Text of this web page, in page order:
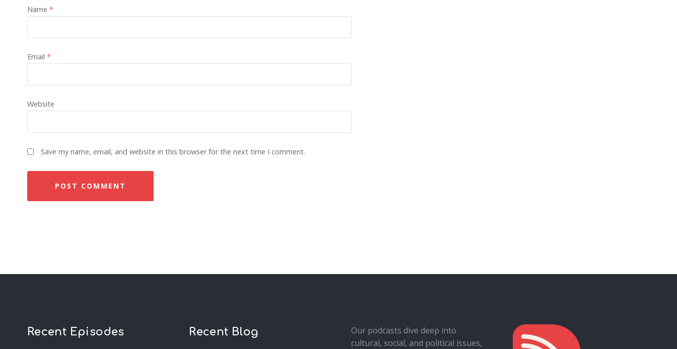
Name *
Email *
Website
Save my name, email, and website in this browser for the next time I comment.
Recent Episodes Recent Blog
Our podcasts dive deep into
cultural, social, and political issues,